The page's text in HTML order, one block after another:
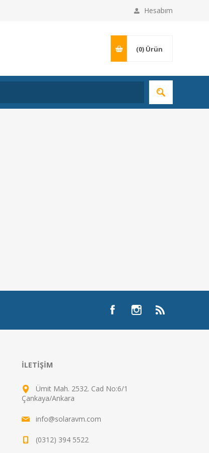
Hesabım
(0) Ürün
İLETIŞIM
Ümit Mah. 2532. Cad No:6/1
Çankaya/Ankara
info@solaravm.com
(0312) 394 5522